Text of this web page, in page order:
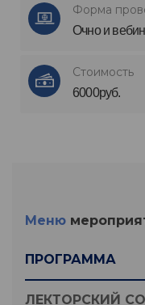
Форма
Очно и
Стоимость
6000руб.
Меню
ПРОГРАММА
ЛЕКТОРСКИЙ